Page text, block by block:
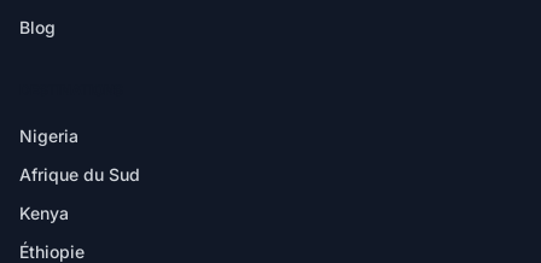
Blog
Nigeria
Afrique du Sud
Kenya
Éthiopie